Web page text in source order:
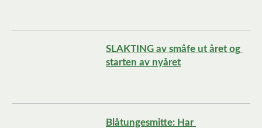
SLAKTING av småfe ut året og
starten av nyåret
Blåtungesmitte: Har